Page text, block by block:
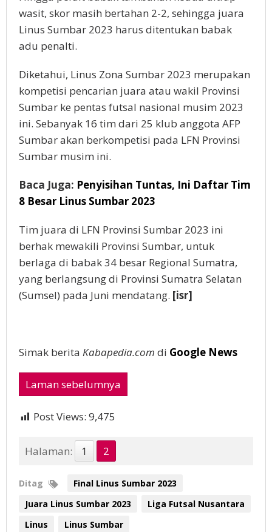
wasit, skor masih bertahan 2-2, sehingga juara
Linus Sumbar 2023 harus ditentukan babak
adu penalti.
Diketahui, Linus Zona Sumbar 2023 merupakan
kompetisi pencarian juara atau wakil Provinsi
Sumbar ke pentas futsal nasional musim 2023
ini. Sebanyak 16 tim dari 25 klub anggota AFP
Sumbar akan berkompetisi pada LFN Provinsi
Sumbar musim ini.
Baca Juga: Penyisihan Tuntas, Ini Daftar Tim
8 Besar Linus Sumbar 2023
Tim juara di LFN Provinsi Sumbar 2023 ini
berhak mewakili Provinsi Sumbar, untuk
berlaga di babak 34 besar Regional Sumatra,
yang berlangsung di Provinsi Sumatra Selatan
(Sumsel) pada Juni mendatang. [isr]
Simak berita Kabapedia.com di Google News
Laman sebelumnya
Post Views: 9,475
Halaman: 1 2
Ditag
Final Linus Sumbar 2023
Juara Linus Sumbar 2023
Liga Futsal Nusantara
Linus
Linus Sumbar